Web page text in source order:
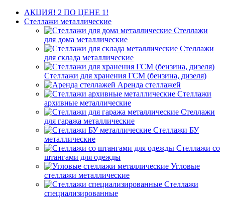
АКЦИЯ! 2 ПО ЦЕНЕ 1!
Стеллажи металлические
Стеллажи
для дома металлические
Стеллажи
для склада металлические
Стеллажи для хранения ГСМ (бензина, дизеля)
Аренда стеллажей
Стеллажи
архивные металлические
Стеллажи
для гаража металлические
Стеллажи БУ
металлические
Стеллажи со
штангами для одежды
Угловые
стеллажи металлические
Стеллажи
специализированные